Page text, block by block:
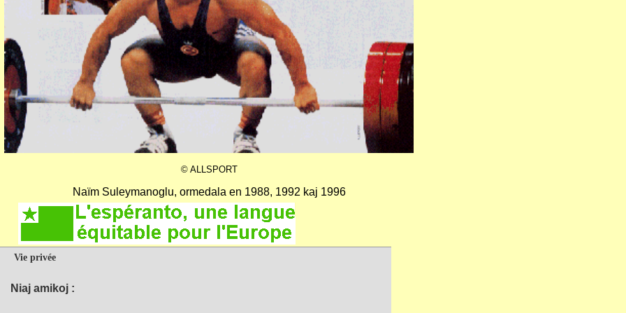
© ALLSPORT
Naïm Suleymanoglu, ormedala en 1988, 1992 kaj 1996
Vie privée
Niaj amikoj :